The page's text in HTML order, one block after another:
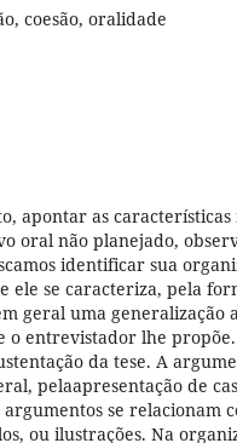
coesão, oralidade
apontar as características
oral não planejado,
identificar sua
ele se caracteriza, pela
geral uma generalização a
o entrevistador lhe
da tese. A
pelaapresentação de
se relacionam
ou ilustrações. Na